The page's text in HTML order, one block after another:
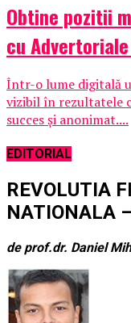
Obtine pozitii
cu Advertoriale
Într-o lume digitală
vizibil în rezultatele
succes și anonimat....
EDITORIAL
REVOLUTIA
NATIONALA
de prof.dr. Daniel